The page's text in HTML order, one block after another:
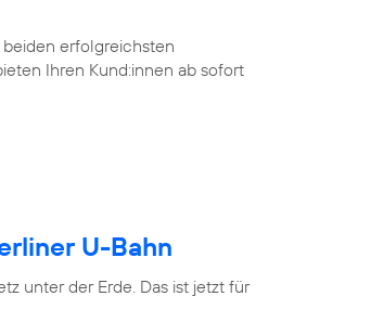
erfolgreichsten
Ihren Kund:innen ab sofort
U-Bahn
unter der Erde. Das ist jetzt für